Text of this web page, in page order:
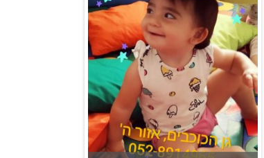
פעוטון פינוקי במודיעין